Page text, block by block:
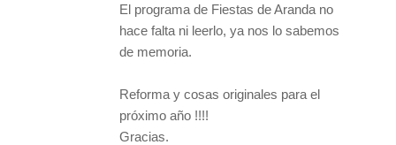
El programa de Fiestas de Aranda no
hace falta ni leerlo, ya nos lo sabemos
de memoria.
Reforma y cosas originales para el
próximo año !!!!
Gracias.